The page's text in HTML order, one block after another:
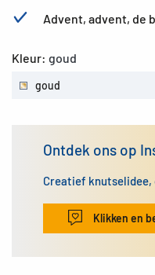
Advent, advent, de
Kleur: goud
goud
Ontdek ons op
Creatief knutselidee,
Klikken en